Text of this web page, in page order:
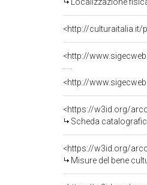
<http://culturaitalia.it/
<http://
<http://
<https://w3id.org/
Scheda
<https://w3id.org/
Misure del bene